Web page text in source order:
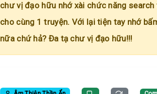
chư vị đạo hữu nhớ xài chức năng
cho cùng 1 truyện. Với lại tiện tay nhớ
nữa chứ hả? Đa tạ chư vị đạo hữu!!!